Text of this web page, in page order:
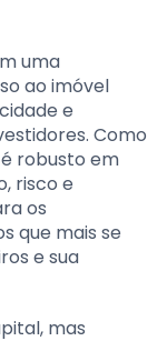
uma
ao imóvel
e
Como
robusto em
risco e
os
que mais se
e sua
mas